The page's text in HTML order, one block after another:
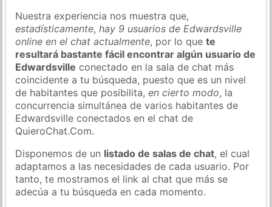
Nuestra experiencia nos muestra que,
estadísticamente,hay 9 usuarios de Edwardsville
online en el chat actualmente, por lo quete
resultará bastante fácil encontrar algún usuario de
Edwardsville conectado en la sala de chat más
coincidente a tu búsqueda, puesto que es un nivel
de habitantes que posibilita,en cierto modo, la
concurrencia simultánea de varios habitantes de
Edwardsville conectados en el chat de
QuieroChat.Com.
Disponemos de un listado de salas de chat, el cual
adaptamos a las necesidades de cada usuario. Por
tanto, te mostramos el link al chat que más se
adecúa a tu búsqueda en cada momento.